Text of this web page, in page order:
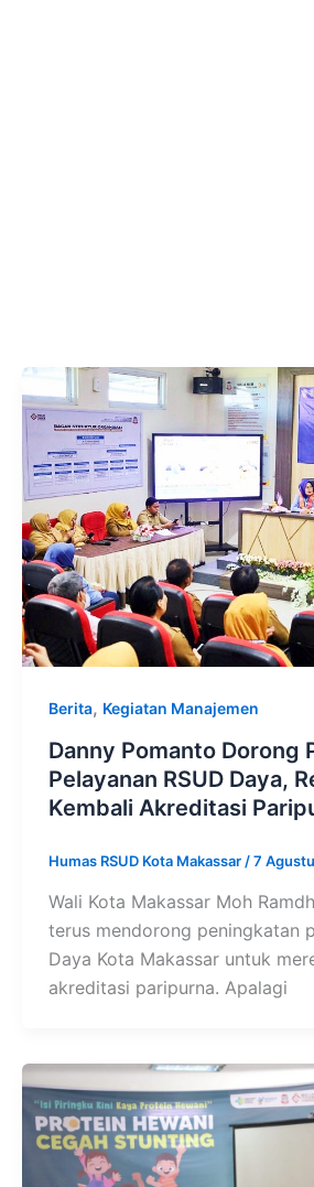
Berita, Kegiatan Manajemen
Danny Pomanto Dorong
Pelayanan RSUD Daya,
Kembali Akreditasi
Humas RSUD Kota Makassar /7
Wali Kota Makassar Moh
terus mendorong peningkatan
Daya Kota Makassar untuk
akreditasi paripurna. Apalagi